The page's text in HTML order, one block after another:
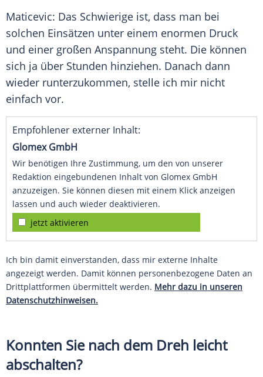
Maticevic: Das Schwierige ist, dass man bei
solchen Einsätzen unter einem enormen Druck
und einer großen Anspannung steht. Die können
sich ja über Stunden hinziehen. Danach dann
wieder runterzukommen, stelle ich mir nicht
einfach vor.
Empfohlener externer Inhalt:
Glomex GmbH
Wir benötigen Ihre Zustimmung, um den von unserer
Redaktion eingebundenen Inhalt von Glomex GmbH
anzuzeigen. Sie können diesen mit einem Klick anzeigen
lassen und auch wieder deaktivieren.
jetzt aktivieren
Ich bin damit einverstanden, dass mir externe Inhalte
angezeigt werden. Damit können personenbezogene Daten an
Drittplattformen übermittelt werden. Mehr dazu in unseren
Datenschutzhinweisen.
Konnten Sie nach dem Dreh leicht
abschalten?